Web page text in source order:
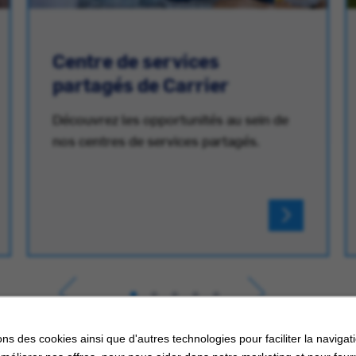
des cookies ainsi que d'autres technologies pour faciliter la
Centre de services
partagés de Carrier
Découvrez les opportunités au sein de
nos centres de services partagés.